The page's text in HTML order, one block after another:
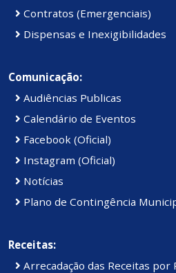
Contratos (Emergenciais)
Dispensas e Inexigibilidades
Comunicação:
Audiências Publicas
Calendário de Eventos
Facebook (Oficial)
Instagram (Oficial)
Notícias
Plano de Contingência
Receitas:
Arrecadação das Receitas por